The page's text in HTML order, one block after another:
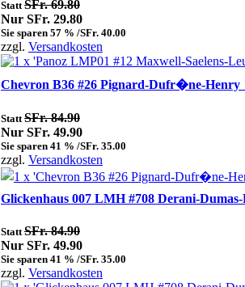
Statt SFr. 69.80
Nur SFr. 29.80
Sie sparen 57 % /SFr. 40.00
zzgl. Versandkosten
Chevron B36 #26 Pignard-Dufr�ne-Henry
Statt SFr. 84.90
Nur SFr. 49.90
Sie sparen 41 % /SFr. 35.00
zzgl. Versandkosten
Glickenhaus 007 LMH #708 Derani-
Statt SFr. 84.90
Nur SFr. 49.90
Sie sparen 41 % /SFr. 35.00
zzgl. Versandkosten